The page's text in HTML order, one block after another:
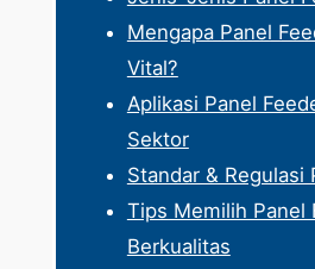
Mengapa Panel
Vital?
Aplikasi Panel
Sektor
Standar & Regulasi
Tips Memilih Panel
Berkualitas